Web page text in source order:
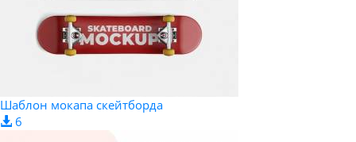
Шаблон мокапа скейтборда
6